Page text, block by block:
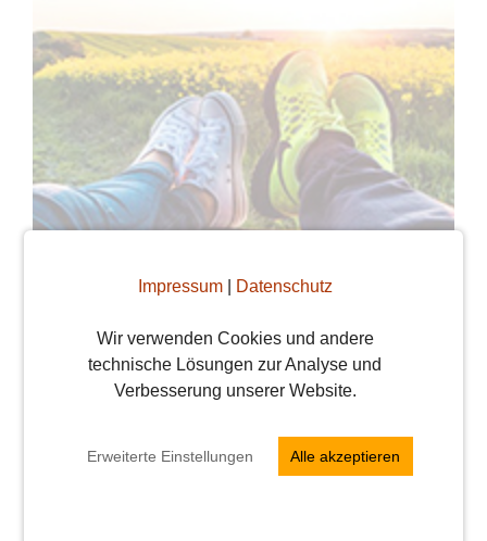
Impressum| Datenschutz
Wir verwenden Cookies und andere
technische Lösungen zur Analyse und
Verbesserung unserer Website.
Erweiterte Einstellungen Alle akzeptieren
Frühlingsgefühle bei
den Wiener Singles